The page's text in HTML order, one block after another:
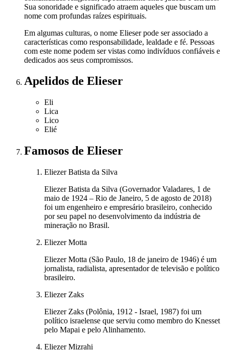
Sua sonoridade e significado atraem aqueles que buscam um
nome com profundas raízes espirituais.
Em algumas culturas, o nome Elieser pode ser associado a
características como responsabilidade, lealdade e fé. Pessoas
com este nome podem ser vistas como indivíduos confiáveis e
dedicados aos seus compromissos.
Apelidos de Elieser
Eli
Lica
Lico
Elié
Famosos de Elieser
Eliezer Batista da Silva
Eliezer Batista da Silva (Governador Valadares, 1 de
maio de 1924 – Rio de Janeiro, 5 de agosto de 2018)
foi um engenheiro e empresário brasileiro, conhecido
por seu papel no desenvolvimento da indústria de
mineração no Brasil.
Eliezer Motta
Eliezer Motta (São Paulo, 18 de janeiro de 1946) é um
jornalista, radialista, apresentador de televisão e político
brasileiro.
Eliezer Zaks
Eliezer Zaks (Polônia, 1912 - Israel, 1987) foi um
político israelense que serviu como membro do Knesset
pelo Mapai e pelo Alinhamento.
Eliezer Mizrahi